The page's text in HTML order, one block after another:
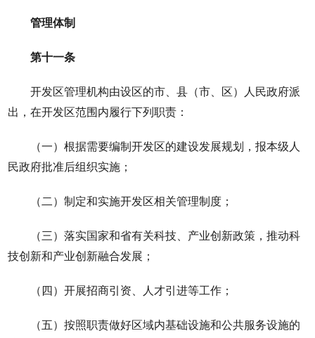
管理体制
第十一条
开发区管理机构由设区的市、县（市、区）人民政府派
出，在开发区范围内履行下列职责：
（一）根据需要编制开发区的建设发展规划，报本级人
民政府批准后组织实施；
（二）制定和实施开发区相关管理制度；
（三）落实国家和省有关科技、产业创新政策，推动科
技创新和产业创新融合发展；
（四）开展招商引资、人才引进等工作；
（五）按照职责做好区域内基础设施和公共服务设施的